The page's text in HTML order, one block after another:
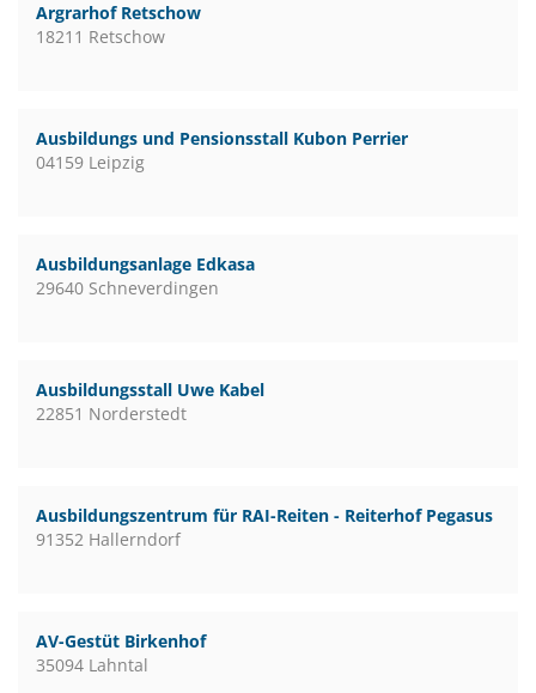
Argrarhof Retschow
18211 Retschow
Ausbildungs und Pensionsstall Kubon Perrier
04159 Leipzig
Ausbildungsanlage Edkasa
29640 Schneverdingen
Ausbildungsstall Uwe Kabel
22851 Norderstedt
Ausbildungszentrum für RAI-Reiten - Reiterhof Pegasus
91352 Hallerndorf
AV-Gestüt Birkenhof
35094 Lahntal